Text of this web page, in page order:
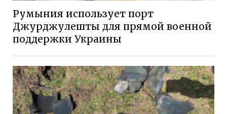
Румыния использует порт
Джурджулешты для прямой военной
поддержки Украины